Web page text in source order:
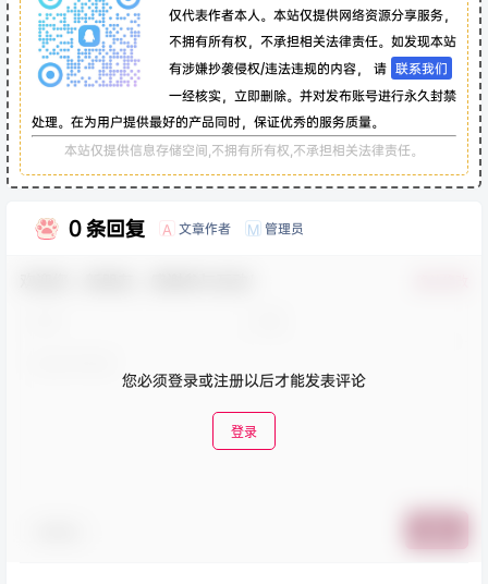
仅代表作者本人。本站仅提供网络资源分享服务，
不拥有所有权，不承担相关法律责任。如发现本站
有涉嫌抄袭侵权/违法违规的内容， 请 联系我们
一经核实，立即删除。并对发布账号进行永久封禁
处理。在为用户提供最好的产品同时，保证优秀的服务质量。
本站仅提供信息存储空间,不拥有所有权,不承担相关法律责任。
0 条回复 A 文章作者 M 管理员
您必须登录或注册以后才能发表评论
登录